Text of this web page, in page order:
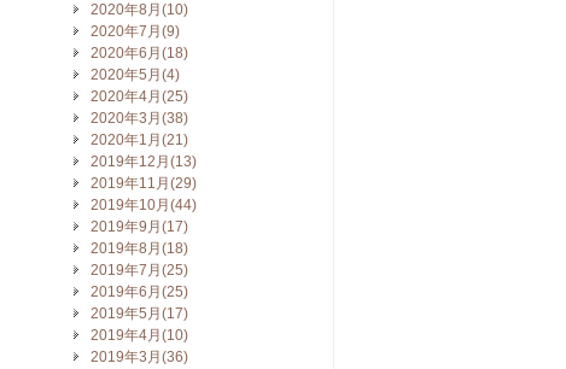
2020年8月(10)
2020年7月(9)
2020年6月(18)
2020年5月(4)
2020年4月(25)
2020年3月(38)
2020年1月(21)
2019年12月(13)
2019年11月(29)
2019年10月(44)
2019年9月(17)
2019年8月(18)
2019年7月(25)
2019年6月(25)
2019年5月(17)
2019年4月(10)
2019年3月(36)